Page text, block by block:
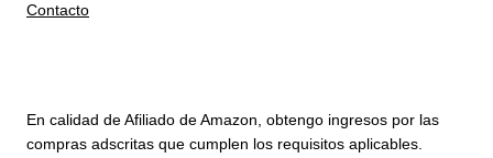
Contacto
En calidad de Afiliado de Amazon, obtengo ingresos por las
compras adscritas que cumplen los requisitos aplicables.